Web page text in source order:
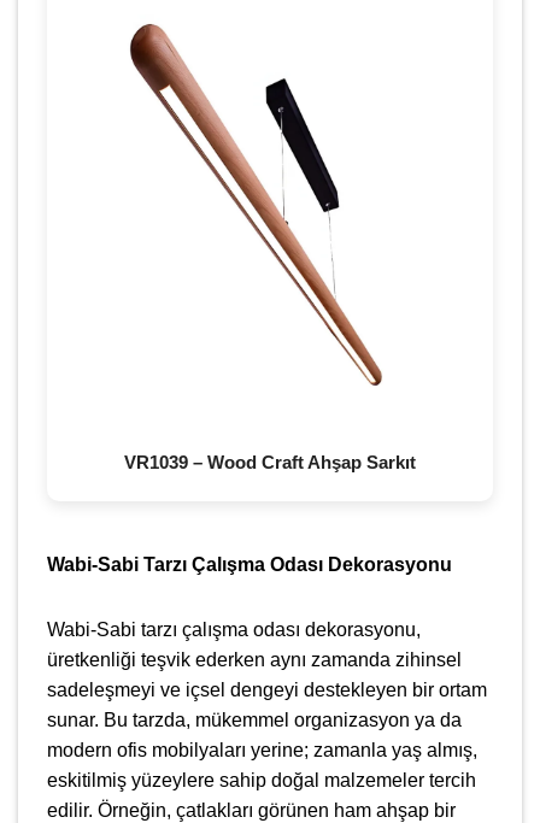
VR1039 – Wood Craft Ahşap Sarkıt
Wabi-Sabi Tarzı Çalışma Odası Dekorasyonu
Wabi-Sabi tarzı çalışma odası dekorasyonu,
üretkenliği teşvik ederken aynı zamanda zihinsel
sadeleşmeyi ve içsel dengeyi destekleyen bir ortam
sunar. Bu tarzda, mükemmel organizasyon ya da
modern ofis mobilyaları yerine; zamanla yaş almış,
eskitilmiş yüzeylere sahip doğal malzemeler tercih
edilir. Örneğin, çatlakları görünen ham ahşap bir